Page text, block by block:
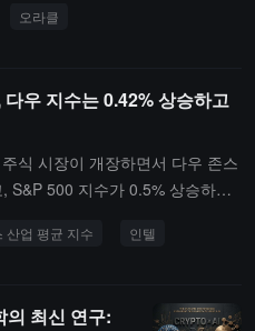
로소프트, IBM 등의 기업은 구
모니터링, 증거 백서 평가, 그리
다양한 분야로 확장됨에 따라, 시
의 핵심 문제로 떠오르고 있습
과는 달리, Cournot는 외부 동향
를 집계하여 교차 검증하며, 각
가 예측 시장 Myriad Mar
한 RWA, 카드 및 파라미터 보험
오라클
우 지수는 0.42% 상승하고
식 시장이 개장하면서 다우 존스
S&P 500 지수가 0.5% 상승하며,
계획 자금 조달이 400억 달러로
산업 평균 지수 인텔
의 최신 연구: